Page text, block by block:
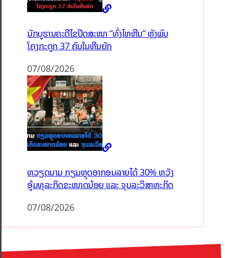
ນັກບູຮານຄະດີໄຂປິດສະໜາ “ທົ່ງໄຫຫີນ” ຫຼັງພົບ
ໂຄງກະດູກ 37 ຄົນໃນຫີນຍັກ
07/08/2026
ຫວຽດນາມ ກຽມຫຼຸດອາກອນລາຍໄດ້ 30% ຫວັງ
ອູ້ມທຸລະກິດຂະໜາດນ້ອຍ ແລະ ຈຸນລະວິສາຫະກິດ
07/08/2026